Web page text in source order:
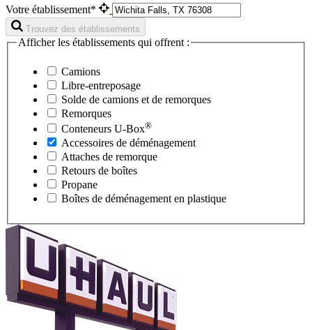
Votre établissement*
Trouvez des établissements
Afficher les établissements qui offrent :
Camions
Libre-entreposage
Solde de camions et de remorques
Remorques
Conteneurs U-Box®
Accessoires de déménagement
Attaches de remorque
Retours de boîtes
Propane
Boîtes de déménagement en plastique